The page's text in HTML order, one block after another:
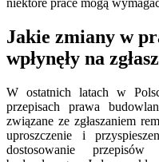
Jakie zmiany w
wpłynęły na
W ostatnich latach w
przepisach prawa
związane ze zgłaszaniem
uproszczenie i
dostosowanie